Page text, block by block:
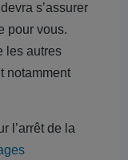
s’assurer
pour vous.
les autres
notamment
l’arrêt de la